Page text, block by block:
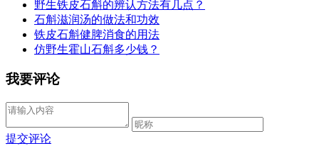
野生铁皮石斛的辨认方法有几点？
石斛滋润汤的做法和功效
铁皮石斛健脾消食的用法
仿野生霍山石斛多少钱？
我要评论
提交评论